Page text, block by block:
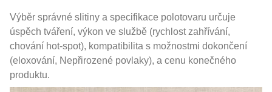
Výběr správné slitiny a specifikace polotovaru určuje
úspěch tváření, výkon ve službě (rychlost zahřívání,
chování hot-spot), kompatibilita s možnostmi dokončení
(eloxování, Nepřirozené povlaky), a cenu konečného
produktu.